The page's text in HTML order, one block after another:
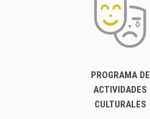
PROGRAMA DE
ACTIVIDADES
CULTURALES